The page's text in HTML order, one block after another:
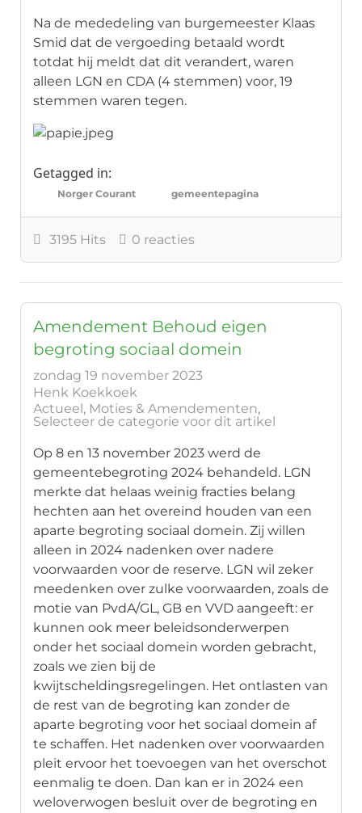
Na de mededeling van burgemeester Klaas
Smid dat de vergoeding betaald wordt
totdat hij meldt dat dit verandert, waren
alleen LGN en CDA (4 stemmen) voor, 19
stemmen waren tegen.
Getagged in:
Norger Courant gemeentepagina
3195 Hits 0 reacties
Amendement Behoud eigen
begroting sociaal domein
zondag 19 november 2023
Henk Koekkoek
Actueel
Moties & Amendementen
Selecteer de categorie voor dit artikel
Op 8 en 13 november 2023 werd de
gemeentebegroting 2024 behandeld. LGN
merkte dat helaas weinig fracties belang
hechten aan het overeind houden van een
aparte begroting sociaal domein. Zij willen
alleen in 2024 nadenken over nadere
voorwaarden voor de reserve. LGN wil zeker
meedenken over zulke voorwaarden, zoals de
motie van PvdA/GL, GB en VVD aangeeft: er
kunnen ook meer beleidsonderwerpen
onder het sociaal domein worden gebracht,
zoals we zien bij de
kwijtscheldingsregelingen. Het ontlasten van
de rest van de begroting kan zonder de
aparte begroting voor het sociaal domein af
te schaffen. Het nadenken over voorwaarden
pleit ervoor het toevoegen van het overschot
eenmalig te doen. Dan kan er in 2024 een
weloverwogen besluit over de begroting en